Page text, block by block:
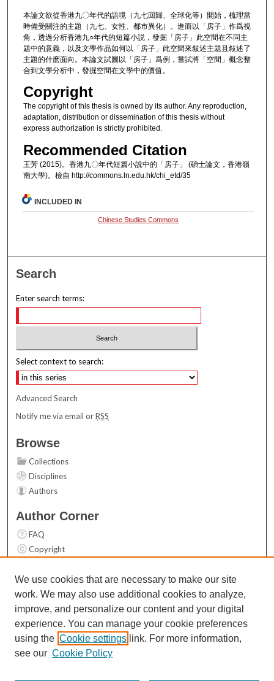
本論文欲從香港九〇年代的語境（九七回歸、全球化等）開始，梳理當
時備受關注的主題（九七、女性、都市異化）。進而以「房子」作爲視
角，透過分析香港九○年代的短篇小説，發掘「房子」此空間在不同主
題中的意義，以及文學作品如何以「房子」此空間來敍述主題且敍述了
主題的什麽面向。本論文試圖以「房子」爲例，嘗試將「空間」概念整
合到文學分析中，發掘空間在文學中的價值。
Copyright
The copyright of this thesis is owned by its author. Any reproduction,
adaptation, distribution or dissemination of this thesis without
express authorization is strictly prohibited.
Recommended Citation
王芳 (2015)。香港九〇年代短篇小說中的「房子」 (碩士論文，香港嶺
南大學)。檢自 http://commons.ln.edu.hk/chi_etd/35
INCLUDED IN
Chinese Studies Commons
Search
Enter search terms:
Select context to search:
Advanced Search
Notify me via email orRSS
Browse
Collections
Disciplines
Authors
Author Corner
FAQ
Copyright
Contact Us
Links
Top 10 Downloads (All time)
Activity by year
We use cookies that are necessary to make our site
work. We may also use additional cookies to analyze,
improve, and personalize our content and your digital
experience. You can manage your cookie preferences
using the Cookie settings link. For more information,
see our Cookie Policy